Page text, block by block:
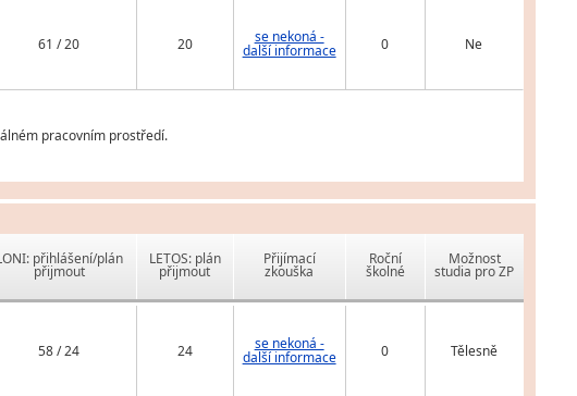
61 / 20 20 se nekoná -
další informace 0 Ne
pracovním prostředí.
přihlášení/plán
přijmout
LETOS: plán
přijmout
Přijímací
zkouška
Roční
školné
Možnost
studia pro ZP
58 / 24 24 se nekoná -
další informace 0 Tělesně